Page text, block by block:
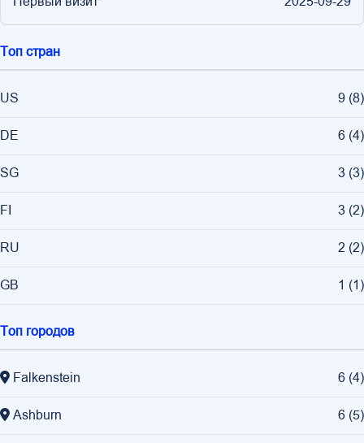
Топ стран
US 9 (8)
DE 6 (4)
SG 3 (3)
FI 3 (2)
RU 2 (2)
GB 1 (1)
Топ городов
Falkenstein 6 (4)
Ashburn 6 (5)